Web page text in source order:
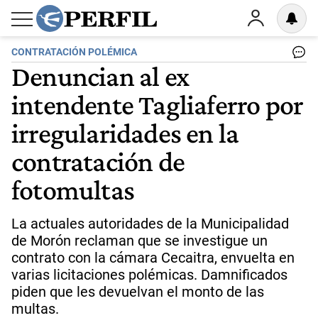
CONTRATACIÓN POLÉMICA
Denuncian al ex
intendente Tagliaferro por
irregularidades en la
contratación de
fotomultas
La actuales autoridades de la Municipalidad
de Morón reclaman que se investigue un
contrato con la cámara Cecaitra, envuelta en
varias licitaciones polémicas. Damnificados
piden que les devuelvan el monto de las
multas.